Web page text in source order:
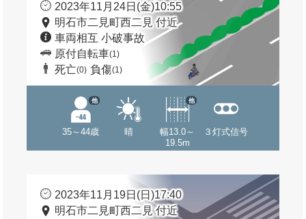
2023年11月24日(金)10:55
明石市二見町西二見 付近
車両相互 小破事故
原付自転車(1)
死亡(0) 負傷(1)
35～44歳
他
晴
幅13.0～
19.5m
他
３灯式信号
2023年11月19日(日)17:40
明石市二見町西二見 付近